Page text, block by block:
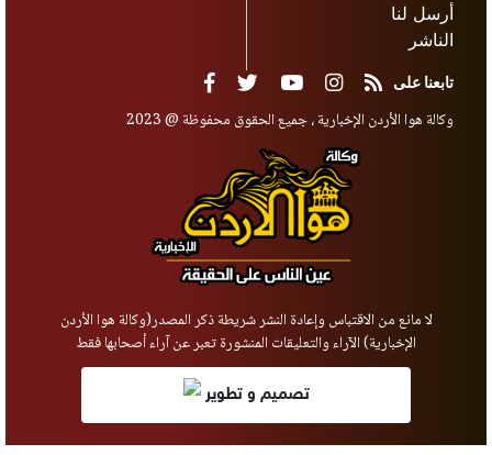
أرسل لنا
الناشر
تابعنا على
وكالة هوا الأردن الإخبارية ، جميع الحقوق محفوظة @ 2023
لا مانع من الاقتباس وإعادة النشر شريطة ذكر المصدر(وكالة هوا الأردن
الإخبارية) الآراء والتعليقات المنشورة تعبر عن آراء أصحابها فقط
تصميم و تطوير